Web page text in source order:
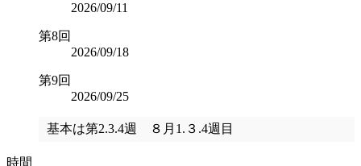
2026/09/11
第8回
2026/09/18
第9回
2026/09/25
基本は第2.3.4週 ８月1.３.4週目
時間